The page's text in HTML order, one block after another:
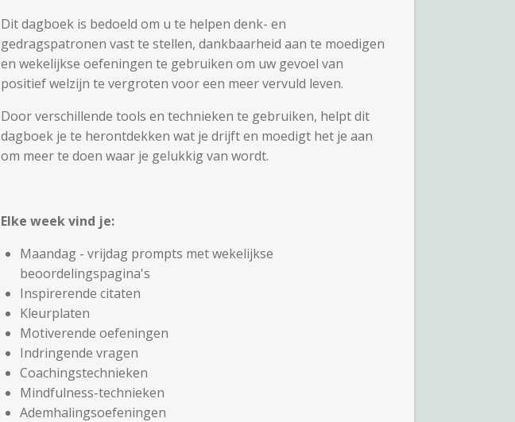
Dit dagboek is bedoeld om u te helpen denk- en
gedragspatronen vast te stellen, dankbaarheid aan te moedigen
en wekelijkse oefeningen te gebruiken om uw gevoel van
positief welzijn te vergroten voor een meer vervuld leven.
Door verschillende tools en technieken te gebruiken, helpt dit
dagboek je te herontdekken wat je drijft en moedigt het je aan
om meer te doen waar je gelukkig van wordt.
Elke week vind je:
Maandag - vrijdag prompts met wekelijkse
beoordelingspagina's
Inspirerende citaten
Kleurplaten
Motiverende oefeningen
Indringende vragen
Coachingstechnieken
Mindfulness-technieken
Ademhalingsoefeningen